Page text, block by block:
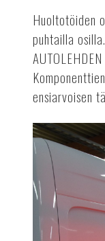
Huoltotöiden
puhtailla
ensiarvoisen